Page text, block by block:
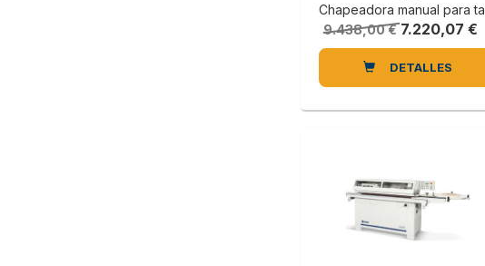
Chapeadora manual para tableros rectos y perfilados
9.438,00 € 7.220,07 €
DETALLES